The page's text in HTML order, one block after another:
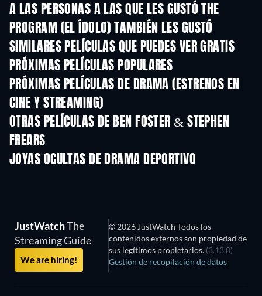
A LAS PERSONAS A LAS QUE LES GUSTÓ THE
PROGRAM (EL ÍDOLO) TAMBIÉN LES GUSTÓ
SIMILARES PELÍCULAS QUE PUEDES VER GRATIS
PRÓXIMAS PELÍCULAS POPULARES
PRÓXIMAS PELÍCULAS DE DRAMA (ESTRENOS EN
CINE Y STREAMING)
OTRAS PELÍCULAS DE BEN FOSTER & STEPHEN
FREARS
JOYAS OCULTAS DE DRAMA DEPORTIVO
JustWatchThe
Streaming Guide
We are hiring!
© 2026 JustWatch Todos los
contenidos externos son propiedad de
sus legítimos propietarios. (3.13.0)
Gestión de recopilación de datos